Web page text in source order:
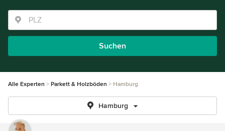
Suchen
Alle Experten Parkett & Holzböden Hamburg
Hamburg